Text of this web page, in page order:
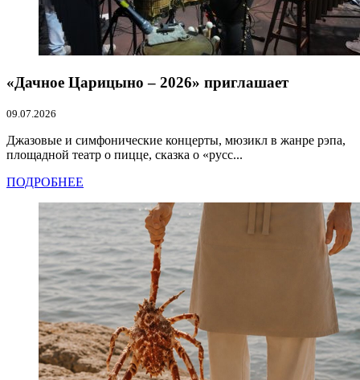
«Дачное Царицыно – 2026» приглашает
09.07.2026
Джазовые и симфонические концерты, мюзикл в жанре рэпа,
площадной театр о пицце, сказка о «русс...
ПОДРОБНЕЕ